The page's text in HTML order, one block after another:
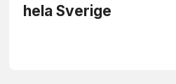
hela Sverige